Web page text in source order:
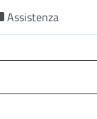
Assistenza